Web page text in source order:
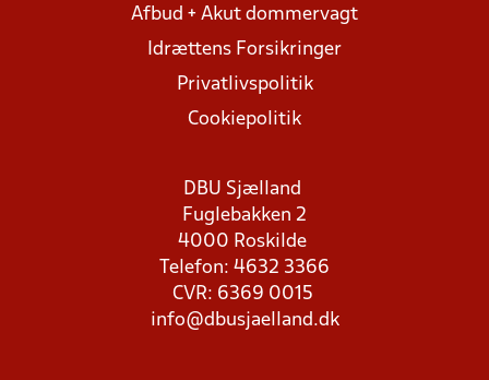
Afbud + Akut dommervagt
Idrættens Forsikringer
Privatlivspolitik
Cookiepolitik
DBU Sjælland
Fuglebakken 2
4000 Roskilde
Telefon: 4632 3366
CVR: 6369 0015
info@dbusjaelland.dk